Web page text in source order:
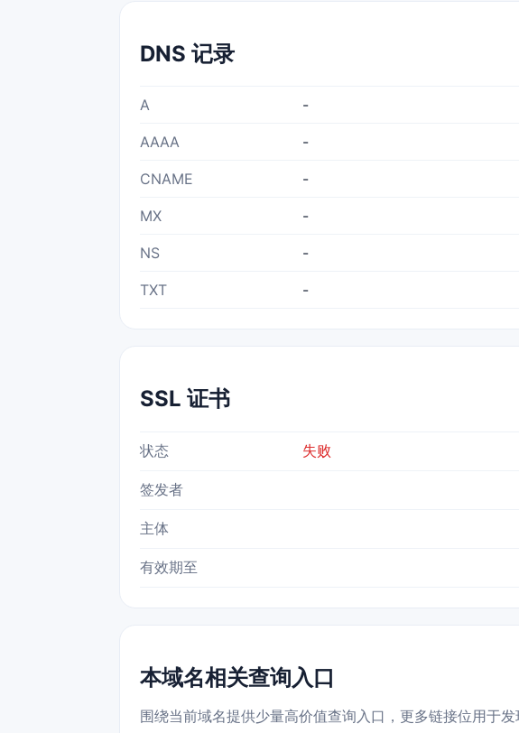
DNS 记录
A -
AAAA -
CNAME -
MX -
NS -
TXT -
SSL 证书
状态 失败
签发者
主体
有效期至
本域名相关查询入口
围绕当前域名提供少量高价值查询入口，更多链接位用于发